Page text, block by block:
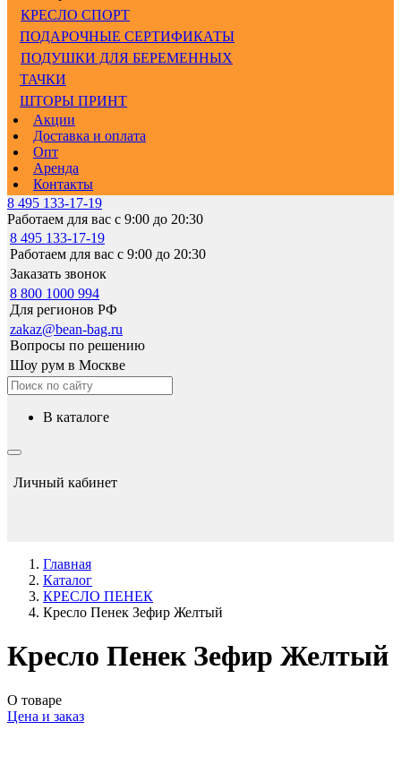
КРЕСЛО СПОРТ
ПОДАРОЧНЫЕ СЕРТИФИКАТЫ
ПОДУШКИ ДЛЯ БЕРЕМЕННЫХ
ТАЧКИ
ШТОРЫ ПРИНТ
Акции
Доставка и оплата
Опт
Аренда
Контакты
8 495 133-17-19
Работаем для вас с 9:00 до 20:30
8 495 133-17-19
Работаем для вас с 9:00 до 20:30
Заказать звонок
8 800 1000 994
Для регионов РФ
zakaz@bean-bag.ru
Вопросы по решению
Шоу рум в Москве
в каталоге
Личный кабинет
Главная
Каталог
КРЕСЛО ПЕНЕК
Кресло Пенек Зефир Желтый
Кресло Пенек Зефир Желтый
О товаре
Цена и заказ